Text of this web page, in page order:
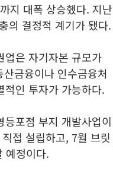
지 대폭 상승했다. 지난
의 결정적 계기가 됐다.
업은 자기자본 규모가
금융이나 인수금융처
적인 투자가 가능하다.
포점 부지 개발사업이
접 설립하고, 7월 브릿
예정이다.